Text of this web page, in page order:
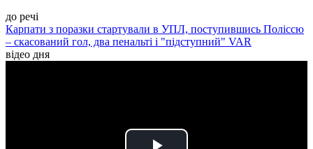
до речі
Карпати з поразки стартували в УПЛ, поступившись Поліссю
– скасований гол, два пенальті і "підступний" VAR
відео дня